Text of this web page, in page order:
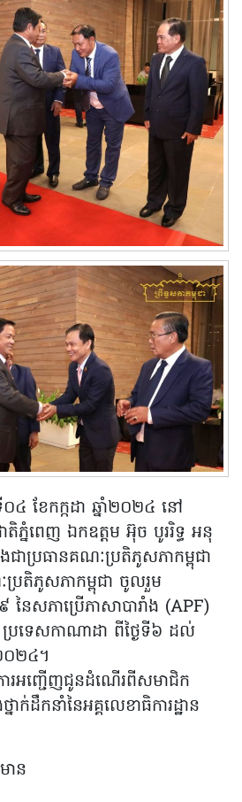
០៤ ខែកក្កដា ឆ្នាំ២០២៤ នៅ
តិភ្នំពេញ ឯកឧត្តម អ៊ុច បូររិទ្ធ អនុ
ជាប្រធានគណៈប្រតិភូសភាកម្ពុជា
រតិភូសភាកម្ពុជា ចូលរួម
ៃសភាប្រើភាសាបារាំង (APF)
ទេសកាណាដា ពីថ្ងៃទី៦ ដល់
០២៤។
ារអញ្ជើញជូនដំណើរពីសមាជិក
ក់ដឹកនាំនៃអគ្គលេខាធិការដ្ឋាន
ាន